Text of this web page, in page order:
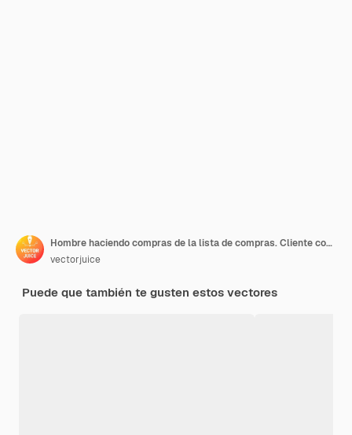
Hombre haciendo compras de la lista de compras. Cliente con paquete, compra de bienes. Acuerdo de compra, compra en la aplicación, concepto de proceso de compra.
vectorjuice
Puede que también te gusten estos vectores